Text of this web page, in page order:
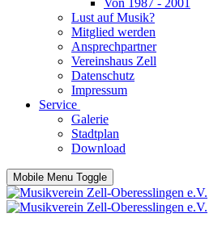
Lust auf Musik?
Mitglied werden
Ansprechpartner
Vereinshaus Zell
Datenschutz
Impressum
Service
Galerie
Stadtplan
Download
Mobile Menu Toggle